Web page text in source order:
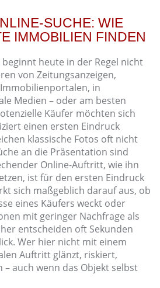
SUCHE: WIE
IMMOBILIEN FINDEN
heute in der Regel nicht
von Zeitungsanzeigen,
in
Medien – oder am besten
Käufer möchten sich
einen ersten Eindruck
klassische Fotos oft nicht
an die Präsentation sind
Online-Auftritt, wie ihn
ist für den ersten Eindruck
sich maßgeblich darauf aus, ob
eines Käufers weckt oder
mit geringer Nachfrage als
entscheiden oft Sekunden
Wer hier nicht mit einem
Auftritt glänzt, riskiert,
– auch wenn das Objekt selbst